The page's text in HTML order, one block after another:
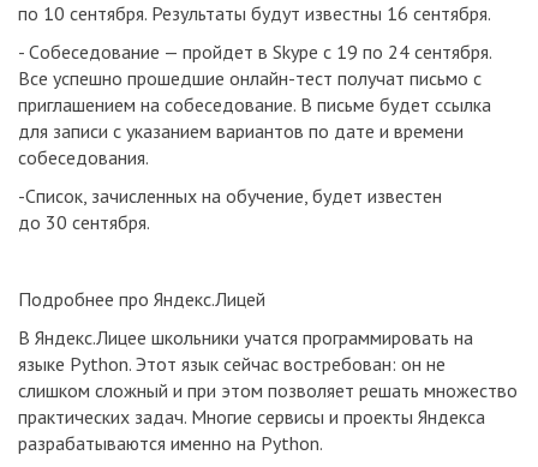
по 10 сентября. Результаты будут известны 16 сентября.
- Cобеседование — пройдет в Skype с 19 по 24 сентября.
Все успешно прошедшие онлайн-тест получат письмо с
приглашением на собеседование. В письме будет ссылка
для записи с указанием вариантов по дате и времени
собеседования.
-Список, зачисленных на обучение, будет известен
до 30 сентября.
Подробнее про Яндекс.Лицей
В Яндекс.Лицее школьники учатся программировать на
языке Python. Этот язык сейчас востребован: он не
слишком сложный и при этом позволяет решать множество
практических задач. Многие сервисы и проекты Яндекса
разрабатываются именно на Python.